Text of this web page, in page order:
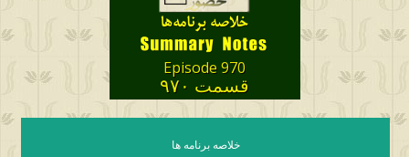
Episode 970
قسمت ٩٧٠
خلاصه برنامه ها